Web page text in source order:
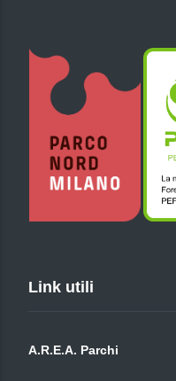
Link utili
A.R.E.A. Parchi